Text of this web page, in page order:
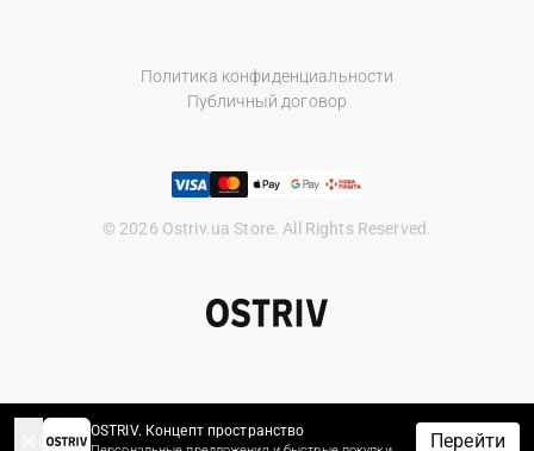
Политика конфиденциальности
Публичный договор
© 2026 Ostriv.ua Store. All Rights Reserved.
OSTRIV. Концепт пространство Перейти